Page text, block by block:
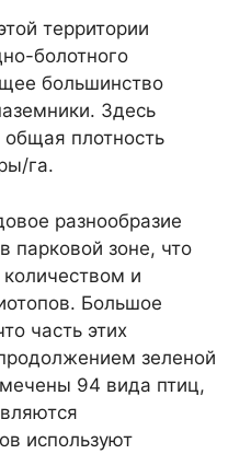
территории
болотного
большинство
Здесь
плотность
га.
разнообразие
парковой зоне, что
и
Большое
часть этих
зеленой
94 вида птиц,
используют